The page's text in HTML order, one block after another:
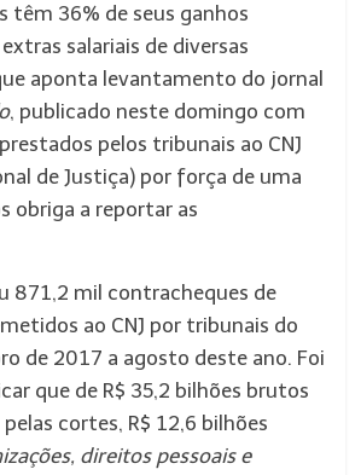
têm 36% de seus ganhos
salariais de diversas
aponta levantamento do jornal
, publicado neste domingo com
pelos tribunais ao CNJ
de Justiça) por força de uma
obriga a reportar as
871,2 mil contracheques de
ao CNJ por tribunais do
de 2017 a agosto deste ano. Foi
que de R$ 35,2 bilhões brutos
cortes, R$ 12,6 bilhões
direitos pessoais e